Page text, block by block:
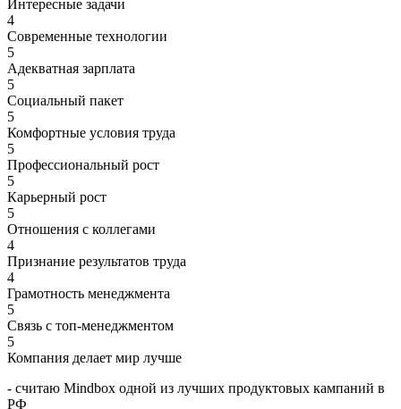
Интересные задачи
4
Современные технологии
5
Адекватная зарплата
5
Социальный пакет
5
Комфортные условия труда
5
Профессиональный рост
5
Карьерный рост
5
Отношения с коллегами
4
Признание результатов труда
4
Грамотность менеджмента
5
Связь с топ-менеджментом
5
Компания делает мир лучше
- считаю Mindbox одной из лучших продуктовых кампаний в
РФ